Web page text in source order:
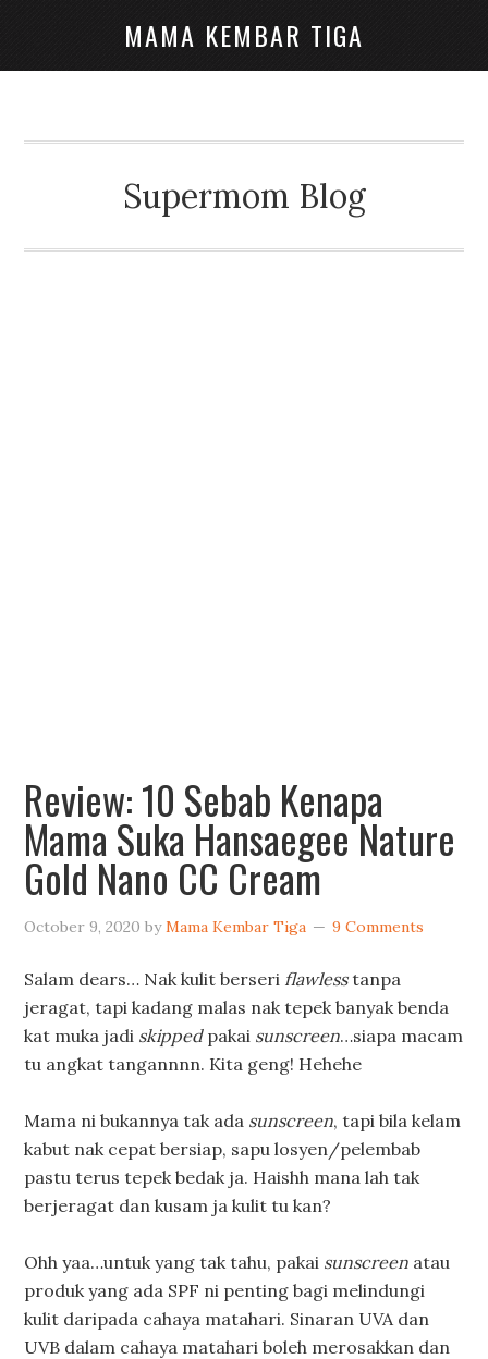
MAMA KEMBAR TIGA
Supermom Blog
Review: 10 Sebab Kenapa
Mama Suka Hansaegee Nature
Gold Nano CC Cream
October 9, 2020 byMama Kembar Tiga 9 Comments
Salam dears… Nak kulit berseri flawlesstanpa
jeragat, tapi kadang malas nak tepek banyak benda
kat muka jadi skippedpakai sunscreen…siapa macam
tu angkat tangannnn. Kita geng! Hehehe
Mama ni bukannya tak ada sunscreen, tapi bila kelam
kabut nak cepat bersiap, sapu losyen/pelembab
pastu terus tepek bedak ja. Haishh mana lah tak
berjeragat dan kusam ja kulit tu kan?
Ohh yaa…untuk yang tak tahu, pakai sunscreen atau
produk yang ada SPF ni penting bagi melindungi
kulit daripada cahaya matahari. Sinaran UVA dan
UVB dalam cahaya matahari boleh merosakkan dan